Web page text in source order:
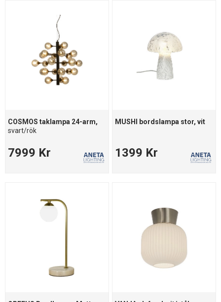
COSMOS taklampa 24-arm,
svart/rök
7999 Kr
MUSHI bordslampa stor, vit
1399 Kr